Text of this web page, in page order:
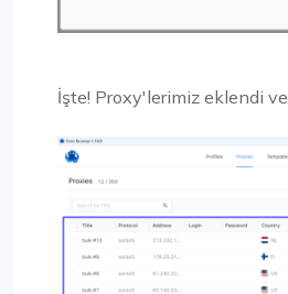
İşte! Proxy'lerimiz eklendi